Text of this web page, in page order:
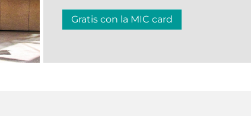
Gratis con la MIC card